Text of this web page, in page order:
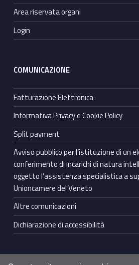
Area riservata organi
Login
COMUNICAZIONE
Fatturazione Elettronica
Informativa Privacy e Cookie Policy
Split payment
Avviso pubblico per l’istituzione di un
conferimento di incarichi di natura
oggetto l’assistenza specialistica a
Unioncamere del Veneto
Altre comunicazioni
Dichiarazione di accessibilità